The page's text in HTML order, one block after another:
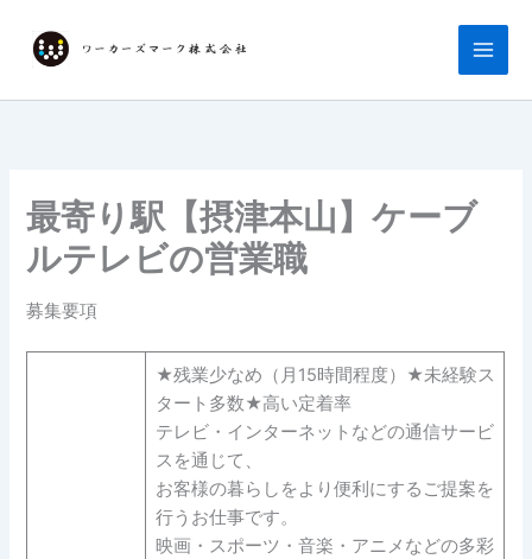
ス
最寄り駅【摂津本山】ケーブ
ルテレビの営業職
募集要項
★残業少なめ（月15時間程度）★未経験ス
タート多数★高い定着率
テレビ・インターネットなどの通信サービ
スを通じて、
お客様の暮らしをより便利にするご提案を
行うお仕事です。
映画・スポーツ・音楽・アニメなどの多彩